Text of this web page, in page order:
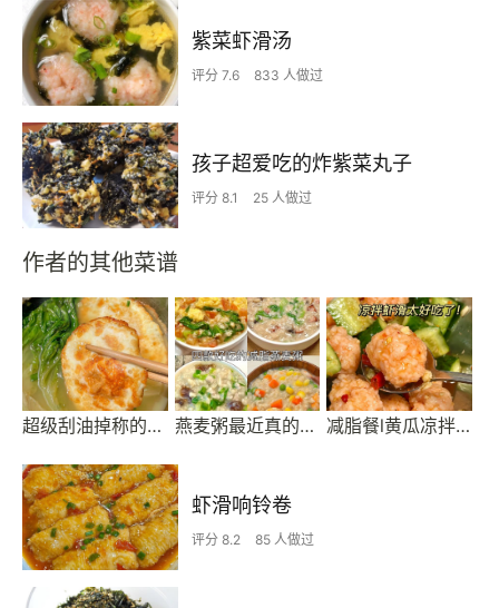
紫菜虾滑汤
评分 7.6 833 人做过
孩子超爱吃的炸紫菜丸子
评分 8.1 25 人做过
作者的其他菜谱
超级刮油掉称的生菜鸡蛋汤 燕麦粥最近真的好火！减脂期营养价值高饱腹还好吃 减脂餐l黄瓜凉拌虾滑🍤
虾滑响铃卷
评分 8.2 85 人做过